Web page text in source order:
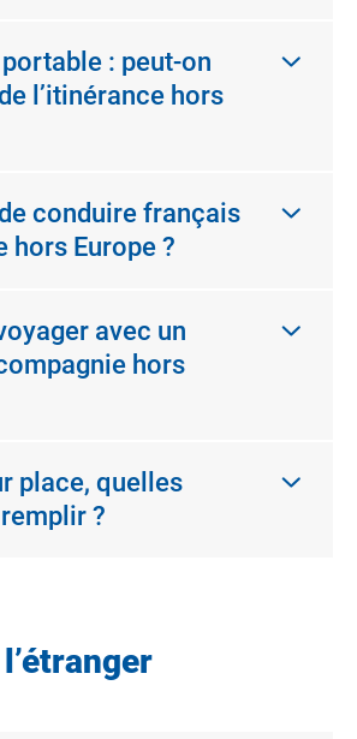
: peut-on
l’itinérance hors
conduire français
hors Europe ?
avec un
hors
place, quelles
?